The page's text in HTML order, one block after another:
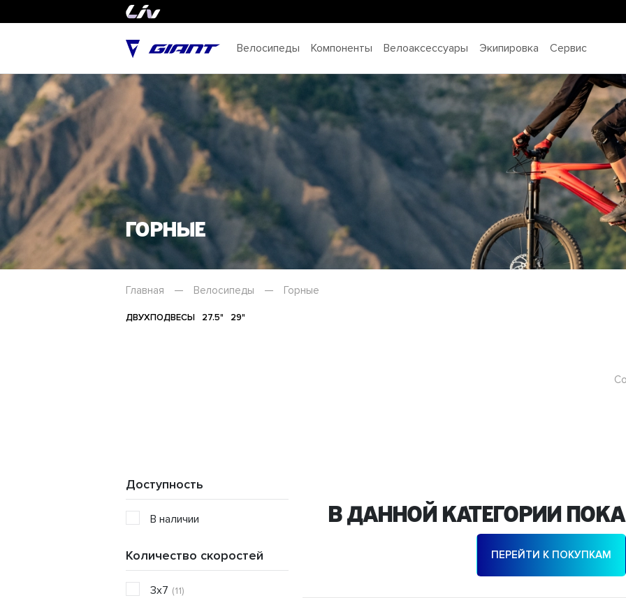
Велосипеды Компоненты Велоаксессуары Экипировка Сервис
Горные
Главная — Велосипеды — Горные
ДВУХПОДВЕСЫ 27.5" 29"
Доступность
В наличии
Количество скоростей
3x7 (11)
В данной категории
ПЕРЕЙТИ К ПОКУПКАМ